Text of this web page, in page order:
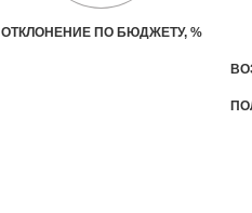
ОТКЛОНЕНИЕ ПО БЮДЖЕТУ, %